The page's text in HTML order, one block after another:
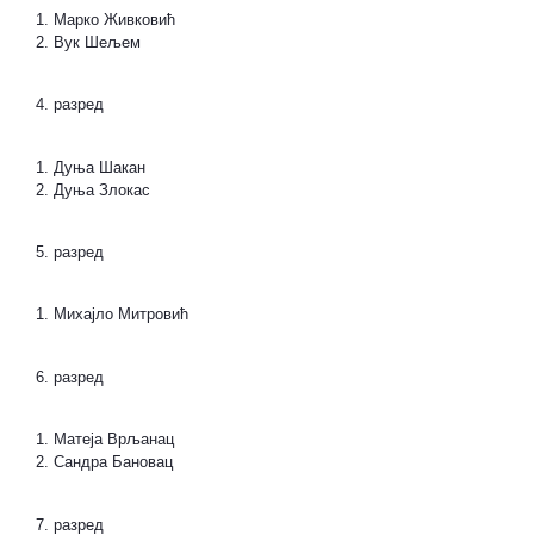
1. Марко Живковић
2. Вук Шељем
4. разред
1. Дуња Шакан
2. Дуња Злокас
5. разред
1. Михајло Митровић
6. разред
1. Матеја Врљанац
2. Сандра Бановац
7. разред